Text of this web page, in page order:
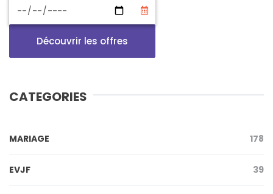
Découvrir les offres
CATEGORIES
MARIAGE 178
EVJF 39